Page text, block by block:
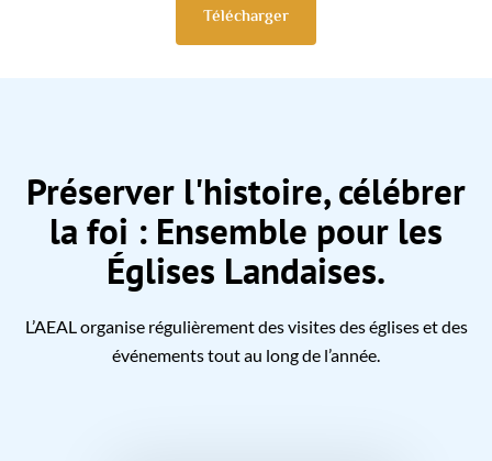
Télécharger
Préserver l'histoire, célébrer
la foi : Ensemble pour les
Églises Landaises.
L’AEAL organise régulièrement des visites des églises et des
événements tout au long de l’année.